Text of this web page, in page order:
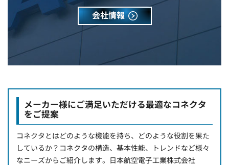
会社情報
メーカー様にご満足いただける最適なコネクタ
をご提案
コネクタとはどのような機能を持ち、どのような役割を果た
しているか？コネクタの構造、基本性能、トレンドなど様々
なニーズからご紹介します。日本航空電子工業株式会社